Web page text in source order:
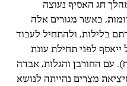
חג האסיף נעוצה
כאשר מגורים אלה
בלילות, ולהתחיל לעבוד
לפני תחילת עונת
עם החורבן והגלות, אבדה
מצרים נהייתה לנושא